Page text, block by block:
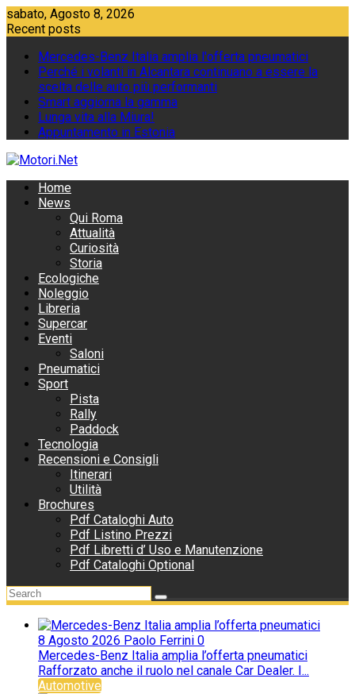
Skip
to
sabato, Agosto 8, 2026
Recent posts
Mercedes-Benz Italia amplia l'offerta pneumatici
Perché i volanti in Alcantara continuano a essere la
scelta delle auto più performanti
Smart aggiorna la gamma
Lunga vita alla Miura!
Appuntamento in Estonia
Home
News
Qui Roma
Attualità
Curiosità
Storia
Ecologiche
Noleggio
Libreria
Supercar
Eventi
Saloni
Pneumatici
Sport
Pista
Rally
Paddock
Tecnologia
Recensioni e Consigli
Itinerari
Utilità
Brochures
Pdf Cataloghi Auto
Pdf Listino Prezzi
Pdf Libretti d’ Uso e Manutenzione
Pdf Cataloghi Optional
8 Agosto 2026 Paolo Ferrini 0
Mercedes-Benz Italia amplia l’offerta pneumatici
Rafforzato anche il ruolo nel canale Car Dealer. I...
Automotive